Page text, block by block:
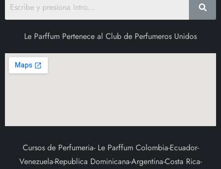
Le Parffum Pertenece al Club de Perfumeros Unidos
Cursos de Perfumeria- Le Parffum Colombia-Ecuador-
Venezuela-Republica Dominicana-Argentina-Costa Rica-